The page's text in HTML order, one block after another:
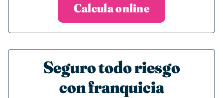
Calcula online
Seguro todo riesgo
con franquicia